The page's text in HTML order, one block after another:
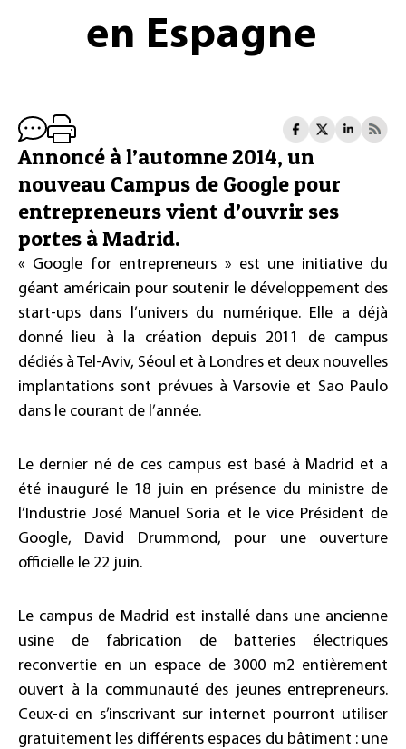
en Espagne
Annoncé à l’automne 2014, un
nouveau Campus de Google pour
entrepreneurs vient d’ouvrir ses
portes à Madrid.
« Google for entrepreneurs » est une initiative du
géant américain pour soutenir le développement des
start-ups dans l’univers du numérique. Elle a déjà
donné lieu à la création depuis 2011 de campus
dédiés à Tel-Aviv, Séoul et à Londres et deux nouvelles
implantations sont prévues à Varsovie et Sao Paulo
dans le courant de l’année.
Le dernier né de ces campus est basé à Madrid et a
été inauguré le 18 juin en présence du ministre de
l’Industrie José Manuel Soria et le vice Président de
Google, David Drummond, pour une ouverture
officielle le 22 juin.
Le campus de Madrid est installé dans une ancienne
usine de fabrication de batteries électriques
reconvertie en un espace de 3000 m2 entièrement
ouvert à la communauté des jeunes entrepreneurs.
Ceux-ci en s’inscrivant sur internet pourront utiliser
gratuitement les différents espaces du bâtiment : une